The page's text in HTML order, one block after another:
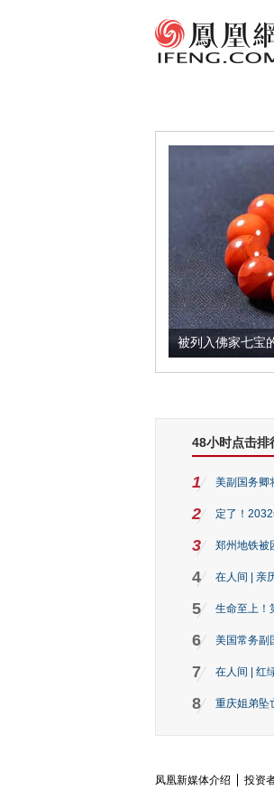
被列入佛家七宝
48小时点击排
1 美副国务卿
2 定了！
3 郑州地铁被
4 在人间 | 亲
5 生命至上！
6 美国常务副
7 在人间 | 红
8 重庆姐弟坠
凤凰新媒体介绍 投资